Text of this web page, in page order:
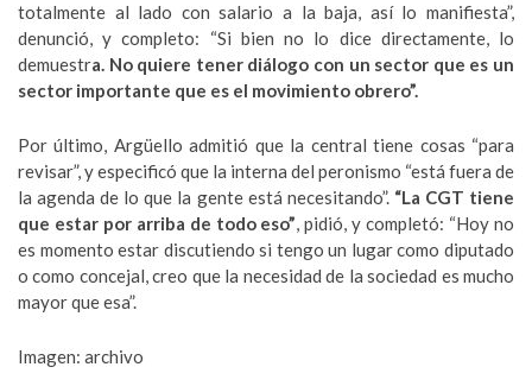
totalmente al lado con salario a la baja, así lo manifiesta”,
denunció, y completo: “Si bien no lo dice directamente, lo
demuestra. No quiere tener diálogo con un sector que es un
sector importante que es el movimiento obrero”.
Por último, Argüello admitió que la central tiene cosas “para
revisar”, y especificó que la interna del peronismo “está fuera de
la agenda de lo que la gente está necesitando”. “La CGT tiene
que estar por arriba de todo eso”, pidió, y completó: “Hoy no
es momento estar discutiendo si tengo un lugar como diputado
o como concejal, creo que la necesidad de la sociedad es mucho
mayor que esa”.
Imagen: archivo